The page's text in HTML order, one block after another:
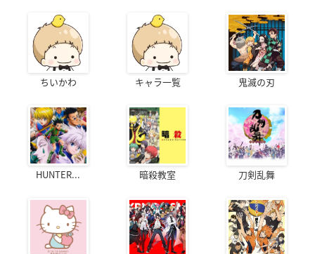
ちいかわ キャラ一覧 鬼滅の刃
HUNTER... 暗殺教室 刀剣乱舞